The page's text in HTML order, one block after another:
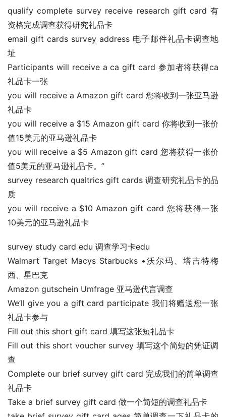
qualify complete survey receive research gift card 有
资格完成调查获得研究礼品卡
email gift cards survey address 电子邮件礼品卡调查地
址
Participants will receive a ca gift card 参加者将获得ca
礼品卡一张
you will receive a Amazon gift card 您将收到一张亚马逊
礼品卡
you will receive a $15 Amazon gift card 你将收到一张价
值15美元的亚马逊礼品卡
you will receive a $5 Amazon gift card 您将获得一张价
值5美元的亚马逊礼品卡。”
survey research qualtrics gift cards 调查研究礼品卡的品
质
you will receive a $10 Amazon gift card 您将获得一张
10美元的亚马逊礼品卡
survey study card edu 调查学习卡edu
Walmart Target Macys Starbucks •沃尔玛、塔吉特梅
西、星巴克
Amazon gutschein Umfrage 亚马逊代言调查
We’ll give you a gift card participate 我们将赠送您一张
礼品卡参与
Fill out this short gift card 填写这张短礼品卡
Fill out this short voucher survey 填写这个简短的凭证调
查
Complete our brief survey gift card 完成我们的简单调查
礼品卡
Take a brief survey gift card 做一个简短的调查礼品卡